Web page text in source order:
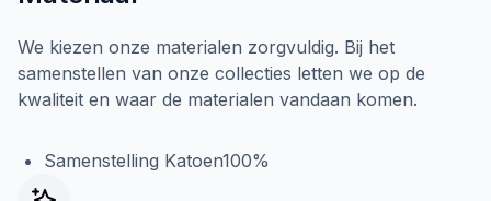
We kiezen onze materialen zorgvuldig. Bij het
samenstellen van onze collecties letten we op de
kwaliteit en waar de materialen vandaan komen.
Samenstelling Katoen100%